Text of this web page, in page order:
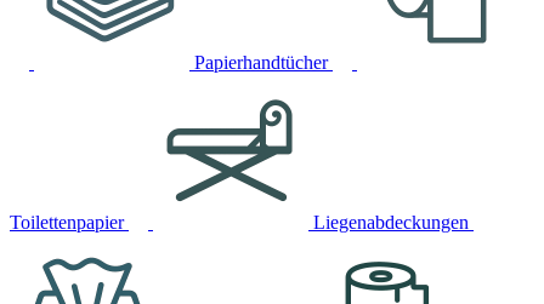
Papierhandtücher
Toilettenpapier Liegenabdeckungen